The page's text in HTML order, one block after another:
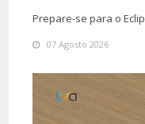
Prepare-se para o
07 Agosto 2026